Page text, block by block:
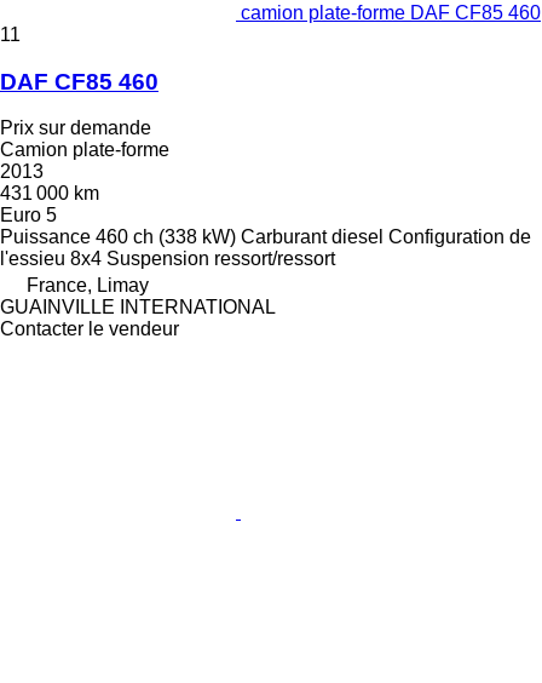
camion plate-forme DAF CF85 460
11
DAF CF85 460
Prix sur demande
Camion plate-forme
2013
431 000 km
Euro 5
Puissance 460 ch (338 kW) Carburant diesel Configuration de
l'essieu 8x4 Suspension ressort/ressort
France, Limay
GUAINVILLE INTERNATIONAL
Contacter le vendeur